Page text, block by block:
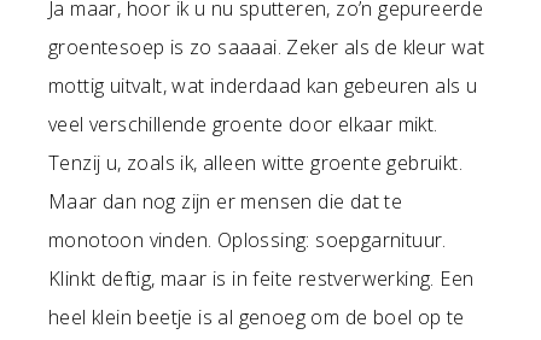
Ja maar, hoor ik u nu sputteren, zo’n gepureerde
groentesoep is zo saaaai. Zeker als de kleur wat
mottig uitvalt, wat inderdaad kan gebeuren als u
veel verschillende groente door elkaar mikt.
Tenzij u, zoals ik, alleen witte groente gebruikt.
Maar dan nog zijn er mensen die dat te
monotoon vinden. Oplossing: soepgarnituur.
Klinkt deftig, maar is in feite restverwerking. Een
heel klein beetje is al genoeg om de boel op te